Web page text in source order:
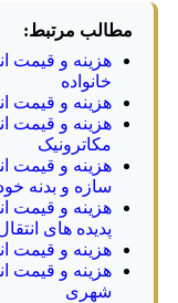
مطالب مرتبط:
هزینه و قیمت
خانواده
هزینه و قیمت
هزینه و قیمت
مکاترونیک
هزینه و قیمت
سازه و بدنه
هزینه و قیمت
پدیده های
هزینه و قیمت
هزینه و قیمت
شهری